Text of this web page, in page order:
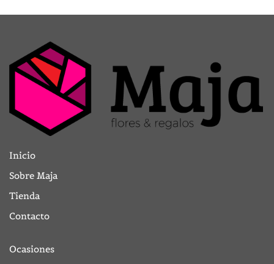
Inicio
Sobre Maja
Tienda
Contacto
Ocasiones